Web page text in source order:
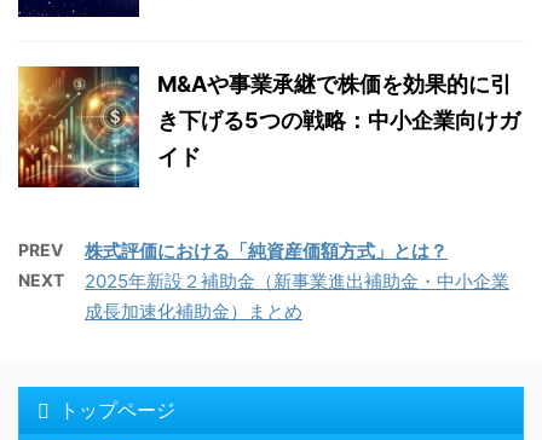
M&Aや事業承継で株価を効果的に引
き下げる5つの戦略：中小企業向けガ
イド
PREV 株式評価における「純資産価額方式」とは？
NEXT
2025年新設２補助金（新事業進出補助金・中小企業
成長加速化補助金）まとめ
トップページ